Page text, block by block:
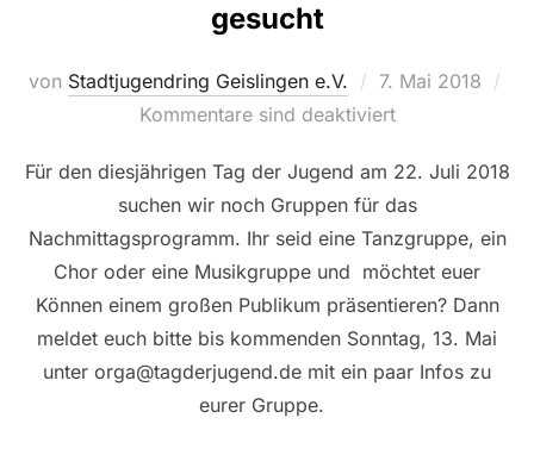
gesucht
von Stadtjugendring Geislingen e.V.
Veröffentlicht
am
7. Mai 2018
Kommentare sind deaktiviert
Für den diesjährigen Tag der Jugend am 22. Juli 2018
suchen wir noch Gruppen für das
Nachmittagsprogramm. Ihr seid eine Tanzgruppe, ein
Chor oder eine Musikgruppe und möchtet euer
Können einem großen Publikum präsentieren? Dann
meldet euch bitte bis kommenden Sonntag, 13. Mai
unter orga@tagderjugend.de mit ein paar Infos zu
eurer Gruppe.